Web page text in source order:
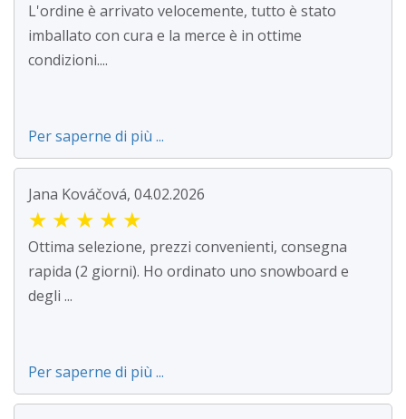
L'ordine è arrivato velocemente, tutto è stato
imballato con cura e la merce è in ottime
condizioni....
Per saperne di più ...
Jana Kováčová, 04.02.2026
★ ★ ★ ★ ★
Ottima selezione, prezzi convenienti, consegna
rapida (2 giorni). Ho ordinato uno snowboard e
degli ...
Per saperne di più ...